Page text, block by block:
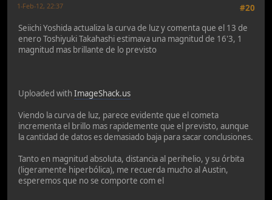
#20
1-Feb-12, 22:37
Seiichi Yoshida actualiza la curva de luz y comenta que el 13 de
enero Toshiyuki Takahashi estimava una magnitud de 16'3, 1
magnitud mas brillante de lo previsto
Uploaded with ImageShack.us
Viendo la curva de luz, parece evidente que el cometa
incrementa el brillo mas rapidemente que el previsto, aunque
la cantidad de datos es demasiado baja para sacar conclusiones.
Tanto en magnitud absoluta, distancia al perihelio, y su órbita
(ligeramente hiperbólica), me recuerda mucho al Austin,
esperemos que no se comporte com el